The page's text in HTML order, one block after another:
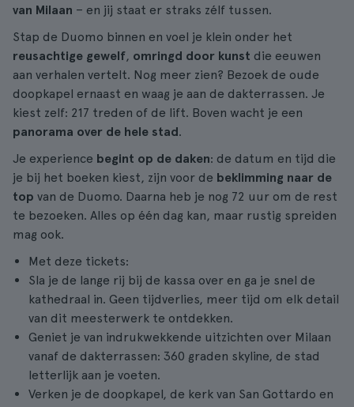
van Milaan – en jij staat er straks zélf tussen.
Stap de Duomo binnen en voel je klein onder het
reusachtige gewelf, omringd door kunst die eeuwen
aan verhalen vertelt. Nog meer zien? Bezoek de oude
doopkapel ernaast en waag je aan de dakterrassen. Je
kiest zelf: 217 treden of de lift. Boven wacht je een
panorama over de hele stad.
Je experience begint op de daken: de datum en tijd die
je bij het boeken kiest, zijn voor de beklimming naar de
top van de Duomo. Daarna heb je nog 72 uur om de rest
te bezoeken. Alles op één dag kan, maar rustig spreiden
mag ook.
Met deze tickets:
Sla je de lange rij bij de kassa over en ga je snel de
kathedraal in. Geen tijdverlies, meer tijd om elk detail
van dit meesterwerk te ontdekken.
Geniet je van indrukwekkende uitzichten over Milaan
vanaf de dakterrassen: 360 graden skyline, de stad
letterlijk aan je voeten.
Verken je de doopkapel, de kerk van San Gottardo en